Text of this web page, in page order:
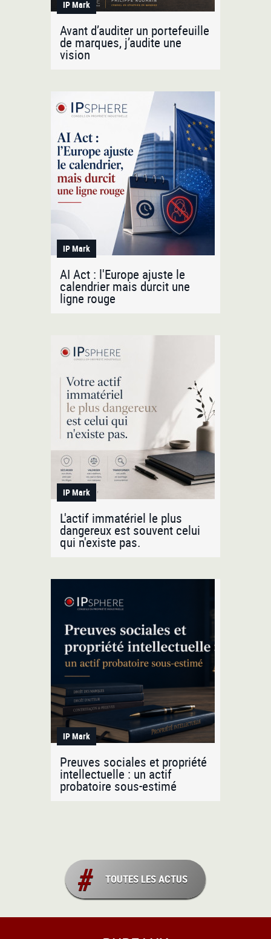
IP Mark
Avant d’auditer un portefeuille
de marques, j’audite une
vision
IP Mark
AI Act : l'Europe ajuste le
calendrier mais durcit une
ligne rouge
IP Mark
L'actif immatériel le plus
dangereux est souvent celui
qui n'existe pas.
IP Mark
Preuves sociales et propriété
intellectuelle : un actif
probatoire sous-estimé
TOUTES LES ACTUS